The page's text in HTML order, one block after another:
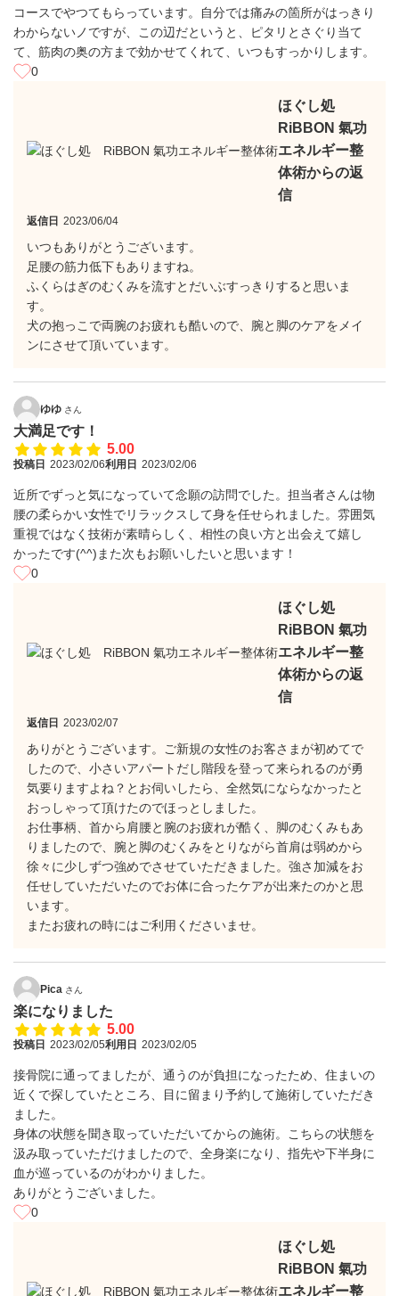
コースでやつてもらっています。自分では痛みの箇所がはっきり
わからないノですが、この辺だというと、ピタリとさぐり当て
て、筋肉の奥の方まで効かせてくれて、いつもすっかりします。
0
ほぐし処
RiBBON 氣功
エネルギー整
体術からの返
信
返信日 2023/06/04
いつもありがとうございます。
足腰の筋力低下もありますね。
ふくらはぎのむくみを流すとだいぶすっきりすると思いま
す。
犬の抱っこで両腕のお疲れも酷いので、腕と脚のケアをメイ
ンにさせて頂いています。
ゆゆ さん
大満足です！
5.00
投稿日 2023/02/06利用日 2023/02/06
近所でずっと気になっていて念願の訪問でした。担当者さんは物
腰の柔らかい女性でリラックスして身を任せられました。雰囲気
重視ではなく技術が素晴らしく、相性の良い方と出会えて嬉し
かったです(^^)また次もお願いしたいと思います！
0
ほぐし処
RiBBON 氣功
エネルギー整
体術からの返
信
返信日 2023/02/07
ありがとうございます。ご新規の女性のお客さまが初めてで
したので、小さいアパートだし階段を登って来られるのが勇
気要りますよね？とお伺いしたら、全然気にならなかったと
おっしゃって頂けたのでほっとしました。
お仕事柄、首から肩腰と腕のお疲れが酷く、脚のむくみもあ
りましたので、腕と脚のむくみをとりながら首肩は弱めから
徐々に少しずつ強めでさせていただきました。強さ加減をお
任せしていただいたのでお体に合ったケアが出来たのかと思
います。
またお疲れの時にはご利用くださいませ。
Pica さん
楽になりました
5.00
投稿日 2023/02/05利用日 2023/02/05
接骨院に通ってましたが、通うのが負担になったため、住まいの
近くで探していたところ、目に留まり予約して施術していただき
ました。
身体の状態を聞き取っていただいてからの施術。こちらの状態を
汲み取っていただけましたので、全身楽になり、指先や下半身に
血が巡っているのがわかりました。
ありがとうございました。
0
ほぐし処
RiBBON 氣功
エネルギー整